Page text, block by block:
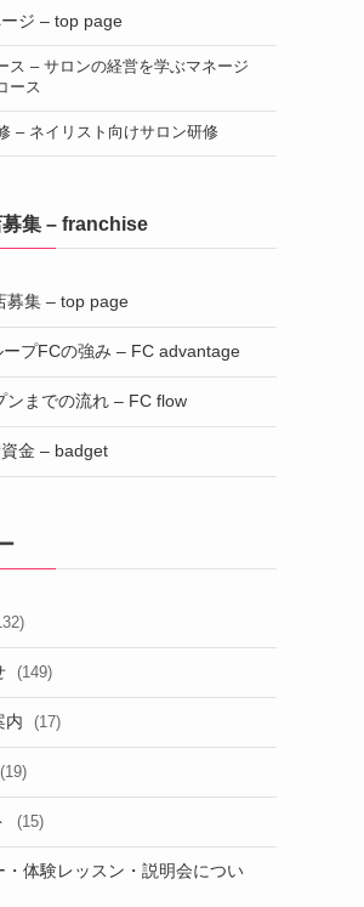
ージ – top page
ス – サロンの経営を学ぶマネージ
ース
– ネイリスト向けサロン研修
募集 – franchise
募集 – top page
ープFCの強み – FC advantage
ンまでの流れ – FC flow
金 – badget
(149)
内 (17)
(19)
(15)
・体験レッスン・説明会につい